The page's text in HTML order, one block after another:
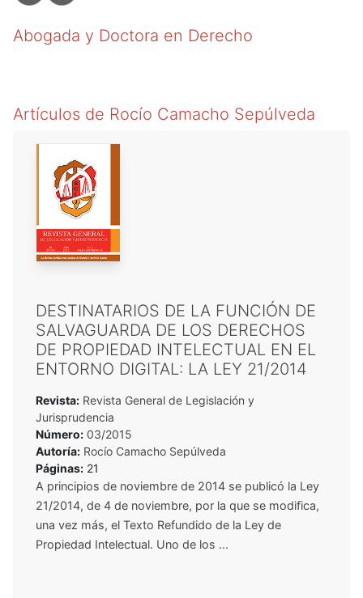
Abogada y Doctora en Derecho
Artículos de Rocío Camacho Sepúlveda
DESTINATARIOS DE LA FUNCIÓN DE
SALVAGUARDA DE LOS DERECHOS
DE PROPIEDAD INTELECTUAL EN EL
ENTORNO DIGITAL: LA LEY 21/2014
Revista: Revista General de Legislación y
Jurisprudencia
Número: 03/2015
Autoría: Rocío Camacho Sepúlveda
Páginas: 21
A principios de noviembre de 2014 se publicó la Ley
21/2014, de 4 de noviembre, por la que se modifica,
una vez más, el Texto Refundido de la Ley de
Propiedad Intelectual. Uno de los ...